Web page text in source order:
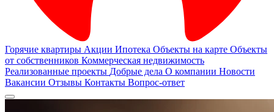
Горячие квартиры Акции Ипотека Объекты на карте Объекты
от собственников Коммерческая недвижимость
Реализованные проекты Добрые дела О компании Новости
Вакансии Отзывы Контакты Вопрос-ответ